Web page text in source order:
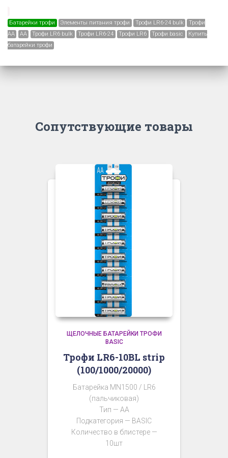
Батарейки трофи Элементы питания трофи Трофи LR6-24 bulk
Трофи
АА
АА Трофи LR6 bulk Трофи LR6-24 Трофи LR6 Трофи basic
Купить
батарейки трофи
Сопутствующие товары
ЩЕЛОЧНЫЕ БАТАРЕЙКИ ТРОФИ
BASIC
Трофи LR6-10BL strip
(100/1000/20000)
Батарейка MN1500 / LR6
(пальчиковая)
Тип — AA
Подкатегория — BASIC
Количество в блистере —
10шт